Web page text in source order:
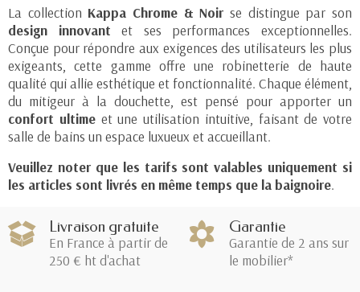
La collection Kappa Chrome & Noir se distingue par son
design innovant et ses performances exceptionnelles.
Conçue pour répondre aux exigences des utilisateurs les plus
exigeants, cette gamme offre une robinetterie de haute
qualité qui allie esthétique et fonctionnalité. Chaque élément,
du mitigeur à la douchette, est pensé pour apporter un
confort ultimeet une utilisation intuitive, faisant de votre
salle de bains un espace luxueux et accueillant.
Veuillez noter que les tarifs sont valables uniquement si
les articles sont livrés en même temps que la baignoire.
Livraison gratuite
En France à partir de
250 € ht d'achat
Garantie
Garantie de 2 ans sur
le mobilier*